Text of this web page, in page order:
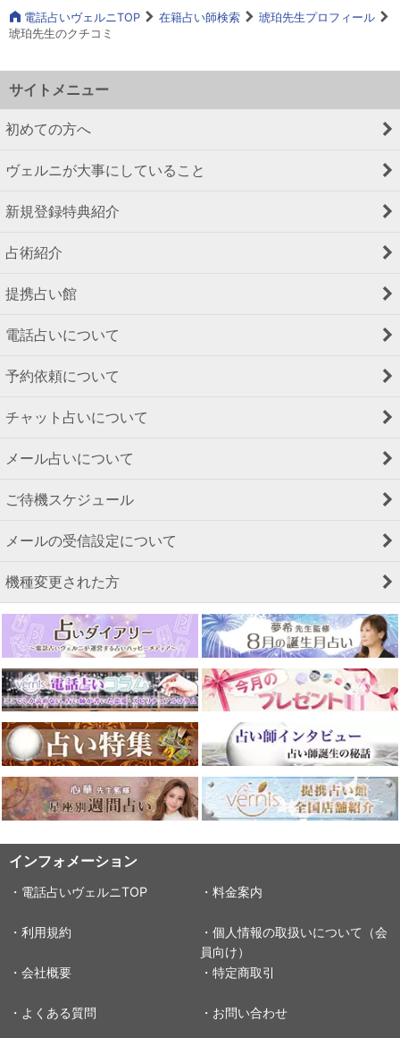
電話占いヴェルニTOP 在籍占い師検索
琥珀先生プロフィール
琥珀先生のクチコミ
サイトメニュー
初めての方へ
ヴェルニが大事にしていること
新規登録特典紹介
占術紹介
提携占い館
電話占いについて
予約依頼について
チャット占いについて
メール占いについて
ご待機スケジュール
メールの受信設定について
機種変更された方
インフォメーション
・電話占いヴェルニTOP ・料金案内
・利用規約
・個人情報の取扱いについて（会
員向け）
・会社概要
・特定商取引
・よくある質問 ・お問い合わせ